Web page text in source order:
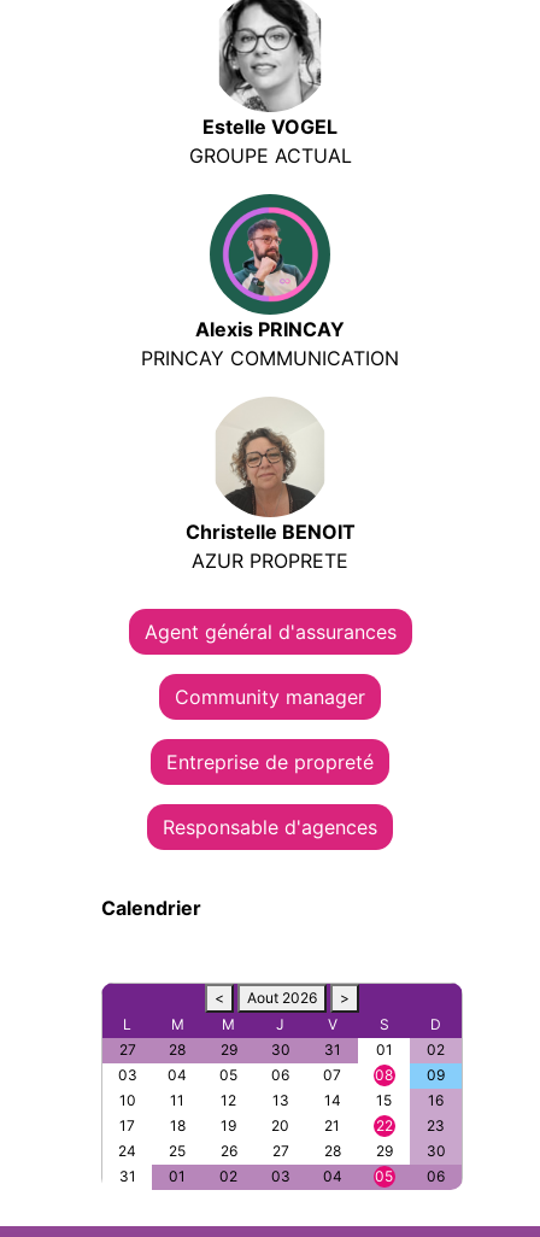
Estelle VOGEL
GROUPE ACTUAL
Alexis PRINCAY
PRINCAY COMMUNICATION
Christelle BENOIT
AZUR PROPRETE
Agent général d'assurances
Community manager
Entreprise de propreté
Responsable d'agences
Calendrier
< Aout 2026
>
L
M M J V S
D
27
28 29 30 31 01
02
03
04 05 06 07 08
09
10
11 12 13 14 15
16
17
18 19 20 21 22
23
24
25 26 27 28 29
30
31
01 02 03 04 05 06